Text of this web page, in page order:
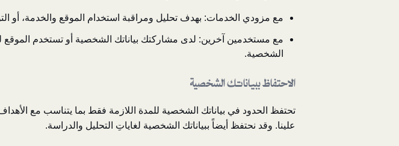
مع مزودي الخدمات: بهدف تحليل ومراقبة استخدام الموقع والخدمة، أو
مع مستخدمين آخرين: لدى مشاركتك بياناتك الشخصية أو تستخدم
الشخصية.
الاحتفاظ ببياناتك الشخصية
تحتفظ الحدود في بياناتك الشخصية للمدة اللازمة فقط بما يتناسب مع
علينا. وقد نحتفظ أيضاً ببياناتك الشخصية لغاياتِ التحليل والدراسة.